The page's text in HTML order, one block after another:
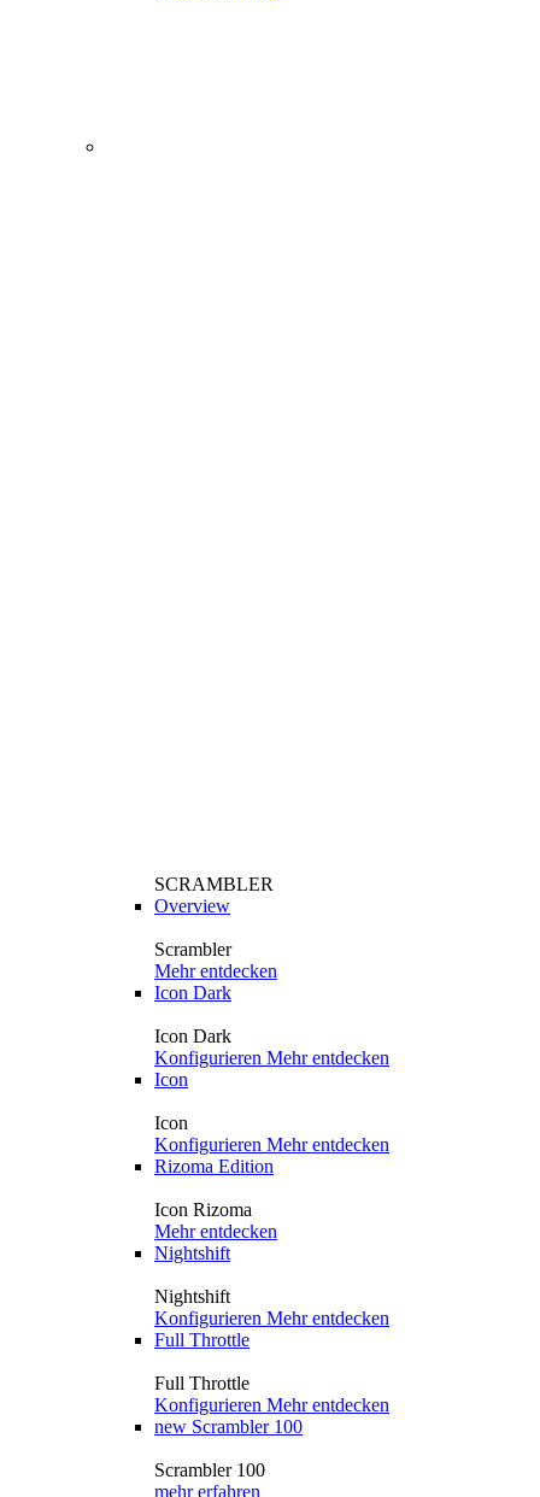
SCRAMBLER
Overview
Scrambler
Mehr entdecken
Icon Dark
Icon Dark
Konfigurieren Mehr entdecken
Icon
Icon
Konfigurieren Mehr entdecken
Rizoma Edition
Icon Rizoma
Mehr entdecken
Nightshift
Nightshift
Konfigurieren Mehr entdecken
Full Throttle
Full Throttle
Konfigurieren Mehr entdecken
new Scrambler 100
Scrambler 100
mehr erfahren